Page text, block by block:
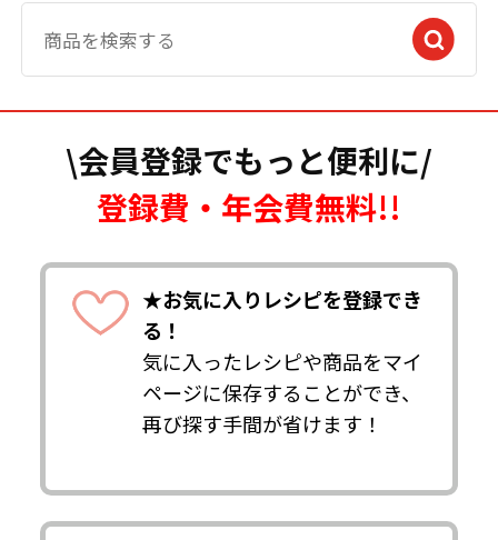
\会員登録でもっと便利に/
登録費・年会費無料!!
★お気に入りレシピを登録でき
る！
気に入ったレシピや商品をマイ
ページに保存することができ、
再び探す手間が省けます！